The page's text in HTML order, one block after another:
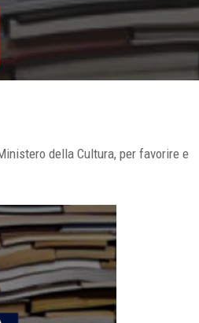
della Cultura, per favorire e